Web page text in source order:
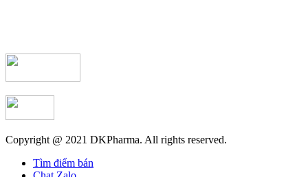
Copyright @ 2021 DKPharma. All rights reserved.
Tìm điểm bán